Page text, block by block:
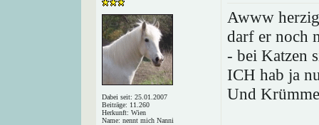
Dabei seit: 25.01.2007
Beiträge: 11.260
Herkunft: Wien
Name: nennt mich Nanni
Awww
darf er noch
- bei Katzen
ICH hab ja
Und